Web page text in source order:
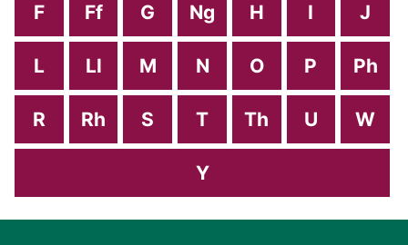
F Ff G Ng H I J
L Ll M N O P Ph
R Rh S T Th U W
Y